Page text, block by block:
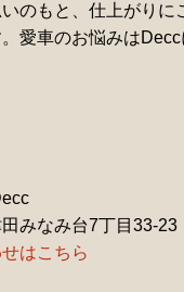
のもと、仕上がりに
愛車のお悩みは
みなみ台7丁目33-23
はこちら